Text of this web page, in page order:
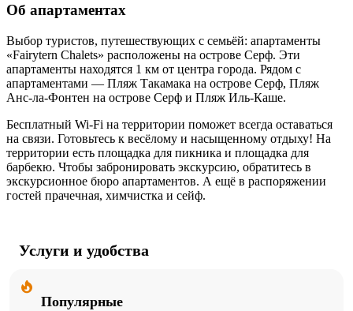
Об апартаментах
Выбор туристов, путешествующих с семьёй: апартаменты
«Fairytern Chalets» расположены на острове Серф. Эти
апартаменты находятся 1 км от центра города. Рядом с
апартаментами — Пляж Такамака на острове Серф, Пляж
Анс-ла-Фонтен на острове Серф и Пляж Иль-Каше.
Бесплатный Wi-Fi на территории поможет всегда оставаться
на связи. Готовьтесь к весёлому и насыщенному отдыху! На
территории есть площадка для пикника и площадка для
барбекю. Чтобы забронировать экскурсию, обратитесь в
экскурсионное бюро апартаментов. А ещё в распоряжении
гостей прачечная, химчистка и сейф.
Услуги и удобства
Популярные